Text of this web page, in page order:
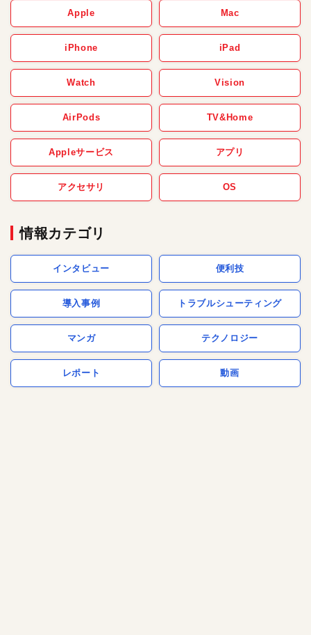
Apple Mac
iPhone iPad
Watch Vision
AirPods TV&Home
Appleサービス アプリ
アクセサリ OS
情報カテゴリ
インタビュー 便利技
導入事例 トラブルシューティング
マンガ テクノロジー
レポート 動画